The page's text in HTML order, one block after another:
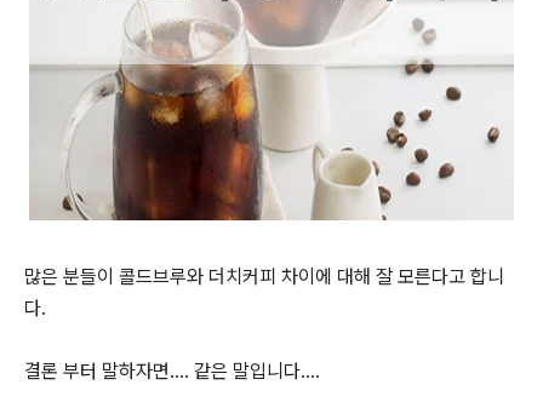
많은 분들이 콜드브루와 더치커피 차이에 대해 잘 모른다고 합니
다.
결론 부터 말하자면.... 같은 말입니다....